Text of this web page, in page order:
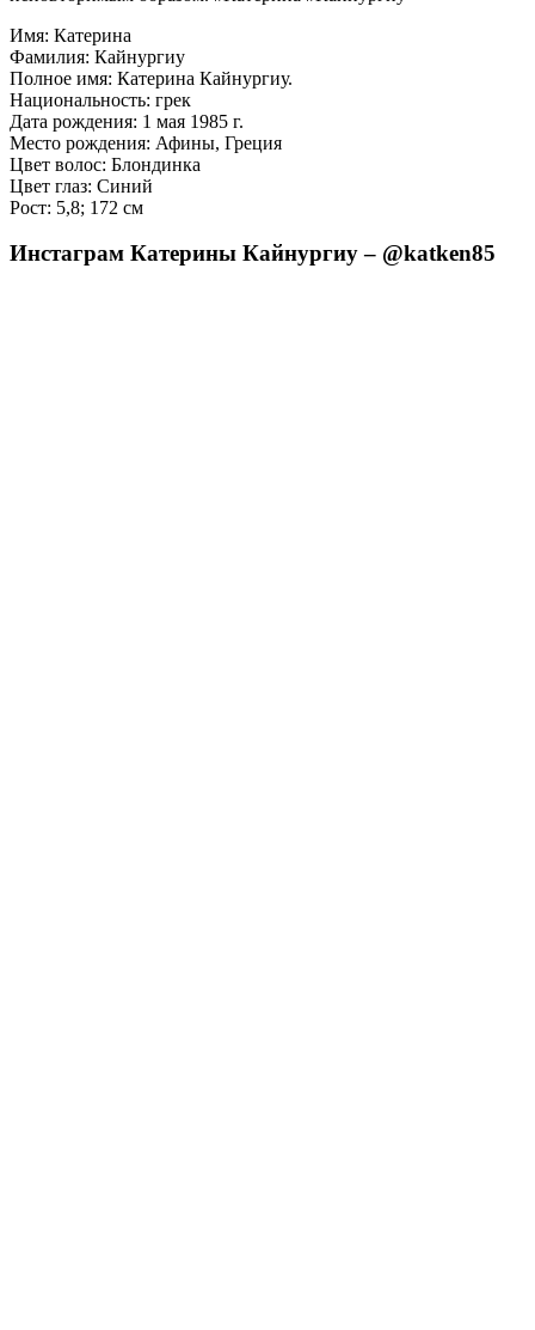
Имя: Катерина
Фамилия: Кайнургиу
Полное имя: Катерина Кайнургиу.
Национальность: грек
Дата рождения: 1 мая 1985 г.
Место рождения: Афины, Греция
Цвет волос: Блондинка
Цвет глаз: Синий
Рост: 5,8; 172 см
Инстаграм Катерины Кайнургиу – @katken85